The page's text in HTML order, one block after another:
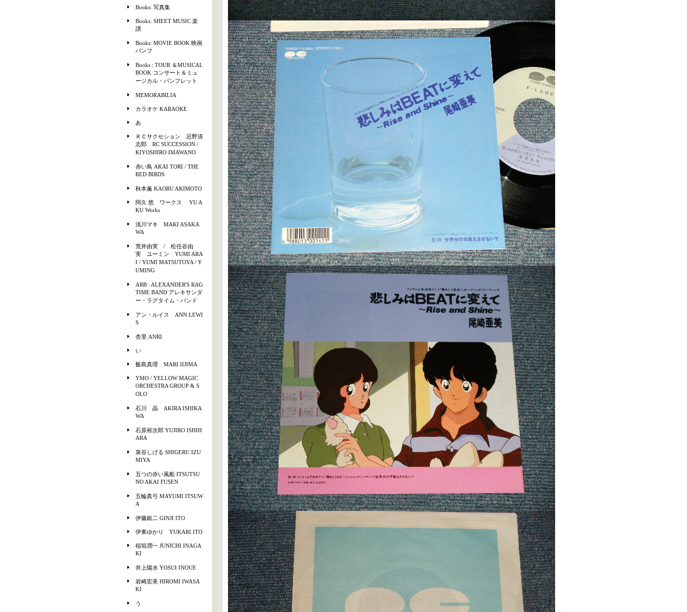
Books: 写真集
Books: SHEET MUSIC 楽
譜
Books: MOVIE BOOK 映画
パンフ
Books : TOUR ＆MUSICAL
BOOK コンサート＆ミュ
ージカル・パンフレット
MEMORABILIA
カラオケ KARAOKE
あ
ＲＣサクセション 忌野清
志郎 RC SUCCESSION /
KIYOSHIRO IMAWANO
赤い鳥 AKAI TORI / THE
RED BIRDS
秋本薫 KAORU AKIMOTO
阿久 悠 ワークス YU A
KU Works
浅川マキ MAKI ASAKA
WA
荒井由実 / 松任谷由
実 ユーミン YUMI ARA
I / YUMI MATSUTOYA / Y
UMING
ARB : ALEXANDER'S RAG
TIME BAND アレキサンダ
ー・ラグタイム・バンド
アン・ルイス ANN LEWI
S
杏里 ANRI
い
飯島真理 MARI IIJIMA
YMO / YELLOW MAGIC
ORCHESTRA GROUP & S
OLO
石川 晶 AKIRA ISHIKA
WA
石原裕次郎 YUJIRO ISHIH
ARA
泉谷しげる SHIGERU IZU
MIYA
五つの赤い風船 ITSUTSU
NO AKAI FUSEN
五輪真弓 MAYUMI ITSUW
A
伊藤銀二 GINJI ITO
伊東ゆかり YUKARI ITO
稲垣潤一 JUNICHI INAGA
KI
井上陽水 YOSUI INOUE
岩崎宏美 HIROMI IWASA
KI
う